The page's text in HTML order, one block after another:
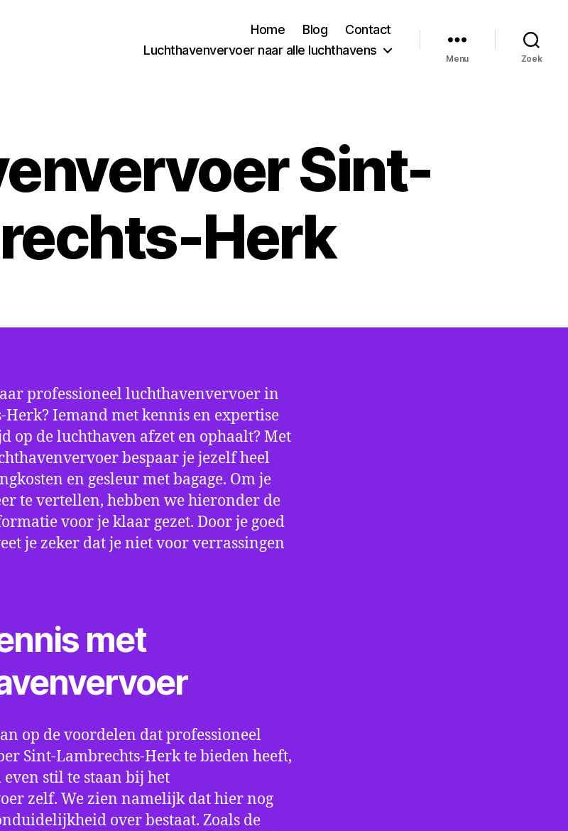
Home Blog
Contact
Luchthavenvervoer naar alle luchthavens
Menu Zoek
Sint-
Herk
professioneel luchthavenvervoer in
Herk? Iemand met kennis en expertise
op de luchthaven afzet en ophaalt? Met
bespaar je jezelf heel
en gesleur met bagage. Om je
te vertellen, hebben we hieronder de
voor je klaar gezet. Door je goed
je zeker dat je niet voor verrassingen
met
op de voordelen dat professioneel
Sint-Lambrechts-Herk te bieden heeft,
stil te staan bij het
zelf. We zien namelijk dat hier nog
over bestaat. Zoals de